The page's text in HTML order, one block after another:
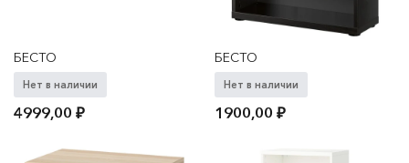
БЕСТО
Нет в наличии
4999,00₽
БЕСТО
Нет в наличии
1900,00₽